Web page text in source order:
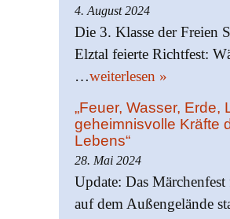
4. August 2024
Die 3. Klasse der Freien
Elztal feierte Richtfest:
…weiterlesen »
„Feuer, Wasser, Erde,
geheimnisvolle Kräfte
Lebens“
28. Mai 2024
Update: Das
auf dem Außengelände